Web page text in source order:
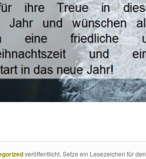
veröffentlicht. Setze ein Lesezeichen für den